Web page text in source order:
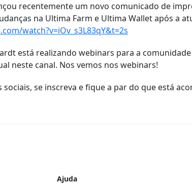
recentemente um novo comunicado de
na Ultima Farm e Ultima Wallet após a
watch?v=iOv_s3L83qY&t=2s
está realizando webinars para a
neste canal. Nos vemos nos webinars!
se inscreva e fique a par do que está
Ajuda